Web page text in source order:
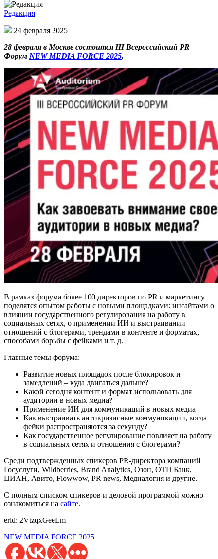
Редакция
24 февраля 2025
28 февраля в Москве состоится III Всероссийский PR
Форум NEW MEDIA FORCE 2025.
В рамках форума более 100 директоров по PR и маркетингу
поделятся опытом работы с новыми площадками: инсайтами о
влиянии государственного регулирования на работу в
социальных сетях, о применении ИИ и выстраивании
отношений с блогерами, трендами в контенте и форматах,
способами борьбы с фейками и т. д.
Главные темы форума:
Развитие новых площадок после блокировок и
замедлений – куда двигаться дальше?
Какой сегодня контент и формат использовать для
аудитории в новых медиа?
Применение ИИ для коммуникаций в новых медиа
Как выстраивать антикризисные коммуникации, когда
фейки распространяются за секунду?
Как государственное регулирование повлияет на работу
в социальных сетях и отношения с блогерами?
Среди подтвержденных спикеров PR-директора компаний
Госуслуги, Wildberries, Brand Analytics, Озон, ОТП Банк,
ЦИАН, Авито, Flowwow, PR news, Медиалогия и другие.
С полным списком спикеров и деловой программой можно
ознакомиться на сайте.
erid: 2VtzqxGeeLm
NEW MEDIA FORCE 2025